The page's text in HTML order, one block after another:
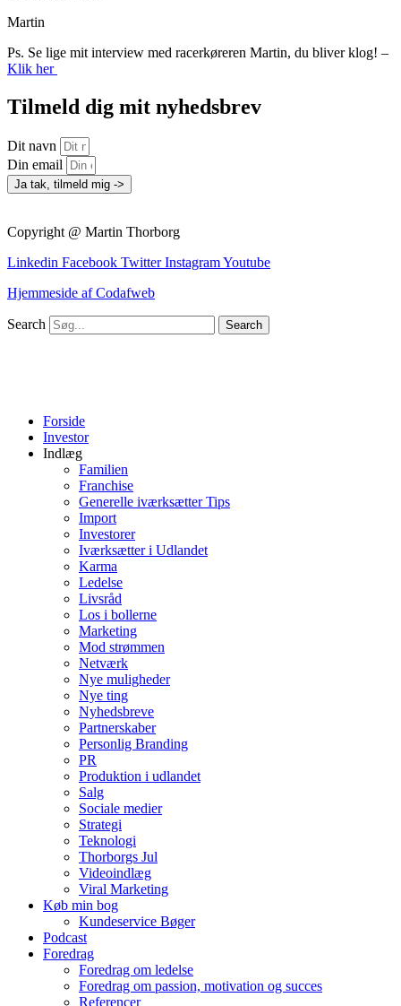
Martin
Ps. Se lige mit interview med racerkøreren Martin, du bliver klog! –
Klik her
Tilmeld dig mit nyhedsbrev
Dit navn
Din email
Ja tak, tilmeld mig ->
Copyright @ Martin Thorborg
Linkedin Facebook Twitter InstagramYoutube
Hjemmeside af Codafweb
Search Search
Forside
Investor
Indlæg
Familien
Franchise
Generelle iværksætter Tips
Import
Investorer
Iværksætter i Udlandet
Karma
Ledelse
Livsråd
Los i bollerne
Marketing
Mod strømmen
Netværk
Nye muligheder
Nye ting
Nyhedsbreve
Partnerskaber
Personlig Branding
PR
Produktion i udlandet
Salg
Sociale medier
Strategi
Teknologi
Thorborgs Jul
Videoindlæg
Viral Marketing
Køb min bog
Kundeservice Bøger
Podcast
Foredrag
Foredrag om ledelse
Foredrag om passion, motivation og succes
Referencer